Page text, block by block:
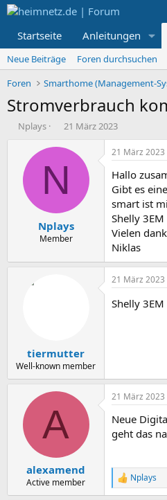
Startseite Anleitungen
Neue Beiträge
Foren durchsuchen
Foren
Smarthome (Management-
Stromverbrauch
E
Nplays
E
s
l
t
a
m
21 März 2023
N
Nplays
Member
21 März 2023
Hallo
Gibt es
smart ist
Shelly
Vielen dank
Niklas
tiermutter
Well-known member
21 März 2023
Shelly
A
alexamend
Active member
21 März 2023
Neue
geht das
R
e
Nplays